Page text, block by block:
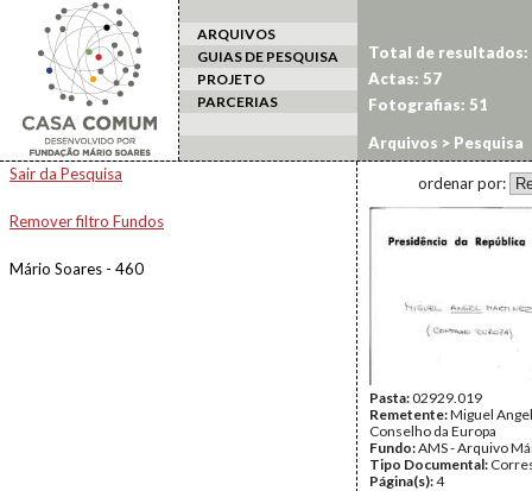
ARQUIVOS
GUIAS DE PESQUISA
PROJETO
PARCERIAS
Arquivos > Pesquisa
Sair da Pesquisa
Remover filtro Fundos
Mário Soares - 460
Total de resultados:
Actas: 57
Fotografias: 51
ordenar por:
Pasta:02929.019
Remetente:Miguel
Conselho da Europa
Fundo:AMS - Arquivo
Tipo Documental:
Página(s):4